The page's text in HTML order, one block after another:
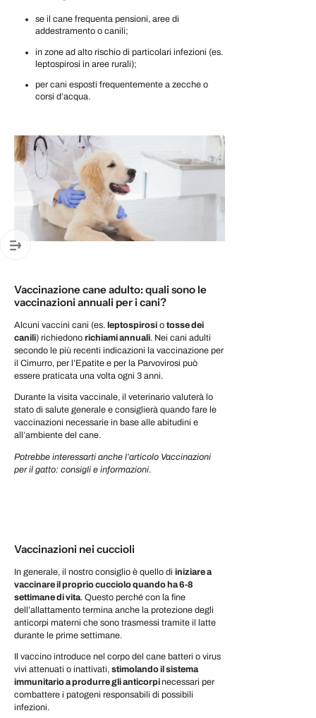
se il cane frequenta pensioni, aree di
addestramento o canili;
in zone ad alto rischio di particolari infezioni (es.
leptospirosi in aree rurali);
per cani esposti frequentemente a zecche o
corsi d’acqua.
Vaccinazione cane adulto: quali sono le
vaccinazioni annuali per i cani?
Alcuni vaccini cani (es. leptospirosi o tosse dei
canili) richiedono richiami annuali. Nei cani adulti
secondo le più recenti indicazioni la vaccinazione per
il Cimurro, per l’Epatite e per la Parvovirosi può
essere praticata una volta ogni 3 anni.
Durante la visita vaccinale, il veterinario valuterà lo
stato di salute generale e consiglierà quando fare le
vaccinazioni necessarie in base alle abitudini e
all’ambiente del cane.
Potrebbe interessarti anche l’articolo Vaccinazioni
per il gatto: consigli e informazioni.
Vaccinazioni nei cuccioli
In generale, il nostro consiglio è quello di iniziare a
vaccinare il proprio cucciolo quando ha 6-8
settimane di vita. Questo perché con la fine
dell’allattamento termina anche la protezione degli
anticorpi materni che sono trasmessi tramite il latte
durante le prime settimane.
Il vaccino introduce nel corpo del cane batteri o virus
vivi attenuati o inattivati, stimolando il sistema
immunitario a produrre gli anticorpinecessari per
combattere i patogeni responsabili di possibili
infezioni.